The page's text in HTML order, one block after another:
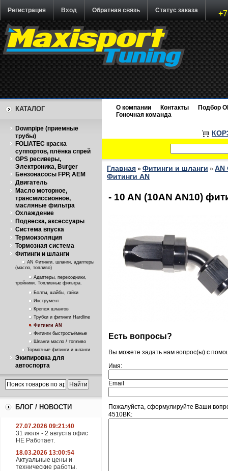
Регистрация Вход Обратная связь Статус заказа
КАТАЛОГ
Downpipe (приемные
трубы)
FOLIATEC краска
суппортов, плёнка спрей
GPS ресиверы,
Электроника, Burger
Бензонасосы FPP, AEM
Двигатель
Масло моторное,
трансмиссионное,
масляные фильтра
Охлаждение
Подвеска, аксессуары
Система впуска
Термоизоляция
Тормозная система
Фитинги и шланги
AN Фитинги, шланги, адаптеры
(масло, топливо)
Адаптеры, переходники,
тройники. Топливные фильтра.
Болты, шайбы, гайки
Инструмент
Крепеж шлангов
Трубки и фитинги Hardline
Фитинги AN
Фитинги быстросъёмные
Шланги масло / топливо
Тормозные фитинги и шланги
Экипировка для
автоспорта
БЛОГ / НОВОСТИ
27.07.2026 09:21:40
31 июля - 2 августа офис
НЕ Работает.
18.03.2026 13:00:54
Актуальные цены и
технические работы.
О компании Контакты
Подбор
Гоночная команда
Главная » Фитинги и шланги » AN
Фитинги AN
- 10 AN (10AN AN10)
Есть вопросы?
Вы можете задать нам вопрос(ы) с
Имя:
Email
Пожалуйста, сформулируйте Ваши
4510BK: